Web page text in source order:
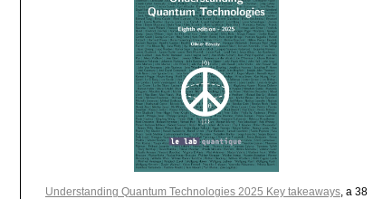
Understanding Quantum Technologies 2025 Key takeaways, a 38